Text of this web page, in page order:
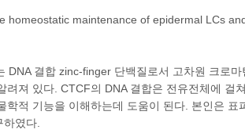
maintenance of epidermal LCs
결합 zinc-finger 단백질로서 고차원 크로
져 있다. CTCF의 DNA 결합은 전유전체에 걸
적 기능을 이해하는데 도움이 된다. 본인은 표
였다.